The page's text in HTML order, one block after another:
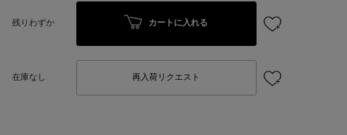
残りわずか カートに入れる
在庫なし 再入荷リクエスト